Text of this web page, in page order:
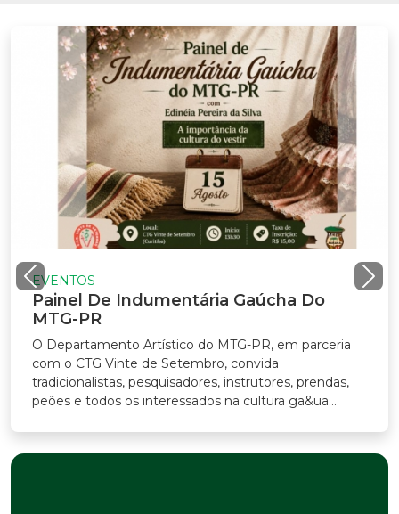
EVENTOS
Painel De Indumentária Gaúcha Do
MTG-PR
O Departamento Artístico do MTG-PR, em parceria
com o CTG Vinte de Setembro, convida
tradicionalistas, pesquisadores, instrutores, prendas,
peões e todos os interessados na cultura ga&ua...